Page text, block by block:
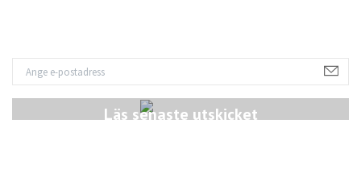
Läs senaste utskicket